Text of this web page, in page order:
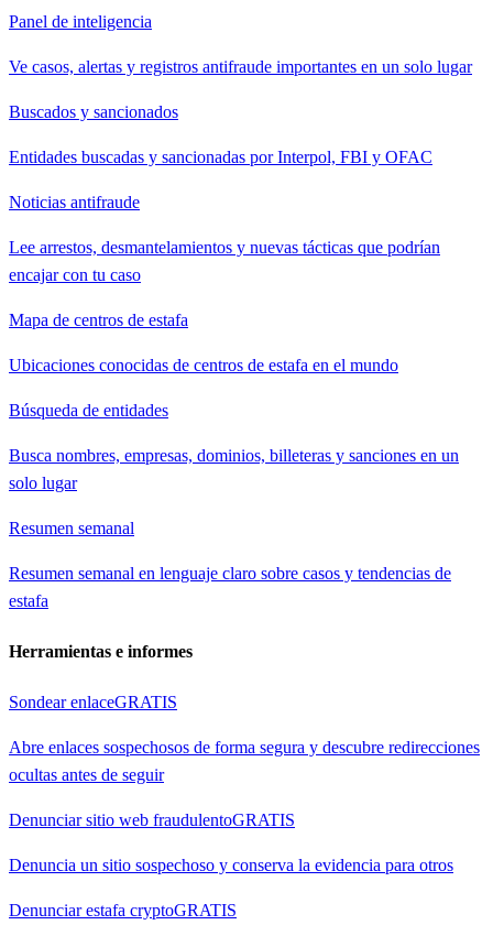
Panel de inteligencia
Ve casos, alertas y registros antifraude importantes en un solo lugar
Buscados y sancionados
Entidades buscadas y sancionadas por Interpol, FBI y OFAC
Noticias antifraude
Lee arrestos, desmantelamientos y nuevas tácticas que podrían
encajar con tu caso
Mapa de centros de estafa
Ubicaciones conocidas de centros de estafa en el mundo
Búsqueda de entidades
Busca nombres, empresas, dominios, billeteras y sanciones en un
solo lugar
Resumen semanal
Resumen semanal en lenguaje claro sobre casos y tendencias de
estafa
Herramientas e informes
Sondear enlaceGRATIS
Abre enlaces sospechosos de forma segura y descubre redirecciones
ocultas antes de seguir
Denunciar sitio web fraudulentoGRATIS
Denuncia un sitio sospechoso y conserva la evidencia para otros
Denunciar estafa cryptoGRATIS